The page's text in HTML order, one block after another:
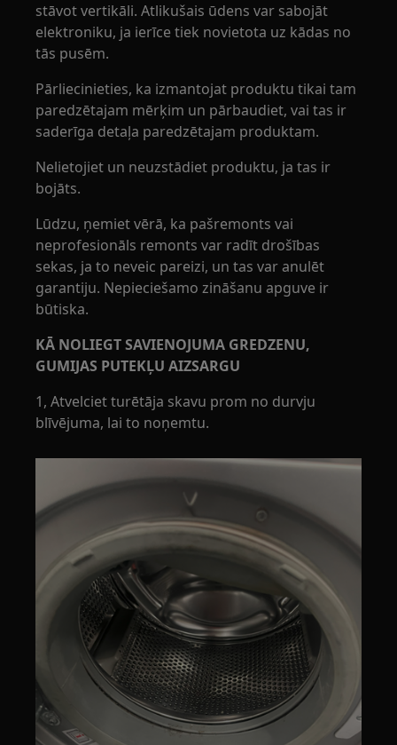
stāvot vertikāli. Atlikušais ūdens var sabojāt
elektroniku, ja ierīce tiek novietota uz kādas no
tās pusēm.
Pārliecinieties, ka izmantojat produktu tikai tam
paredzētajam mērķim un pārbaudiet, vai tas ir
saderīga detaļa paredzētajam produktam.
Nelietojiet un neuzstādiet produktu, ja tas ir
bojāts.
Lūdzu, ņemiet vērā, ka pašremonts vai
neprofesionāls remonts var radīt drošības
sekas, ja to neveic pareizi, un tas var anulēt
garantiju. Nepieciešamo zināšanu apguve ir
būtiska.
KĀ NOLIEGT SAVIENOJUMA GREDZENU,
GUMIJAS PUTEKĻU AIZSARGU
1, Atvelciet turētāja skavu prom no durvju
blīvējuma, lai to noņemtu.